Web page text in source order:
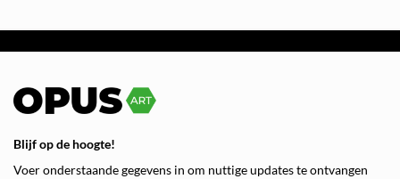
Blijf op de hoogte!
Voer onderstaande gegevens in om nuttige updates te ontvangen